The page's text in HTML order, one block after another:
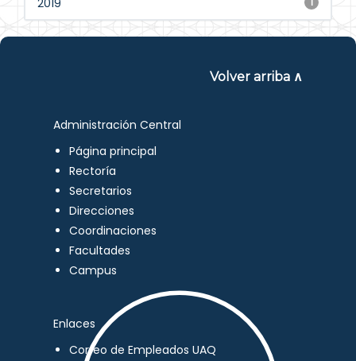
2019
Volver arriba ∧
Administración Central
Página principal
Rectoría
Secretarios
Direcciones
Coordinaciones
Facultades
Campus
Enlaces
Correo de Empleados UAQ